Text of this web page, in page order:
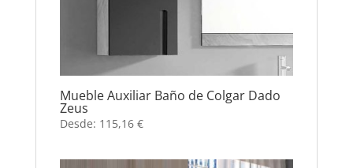
Mueble Auxiliar Baño de Colgar Dado
Zeus
Desde: 115,16 €